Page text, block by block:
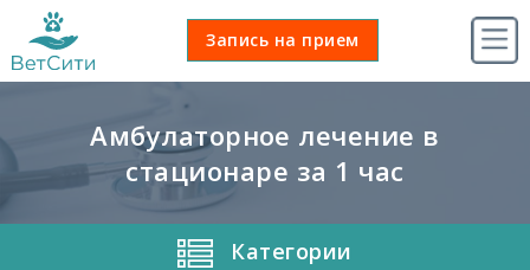
Запись
на
прием
Запись на прием
Амбулаторное лечение в
стационаре за 1 час
Категории